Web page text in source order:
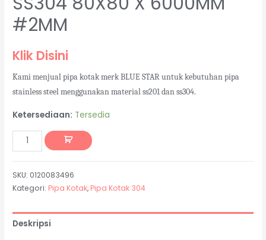
#2MM
Klik Disini
Kami menjual pipa kotak merk BLUE STAR untuk kebutuhan pipa
stainless steel menggunakan material ss201 dan ss304.
Ketersediaan: Tersedia
SKU: 0120083496
Kategori: Pipa Kotak, Pipa Kotak 304
Deskripsi